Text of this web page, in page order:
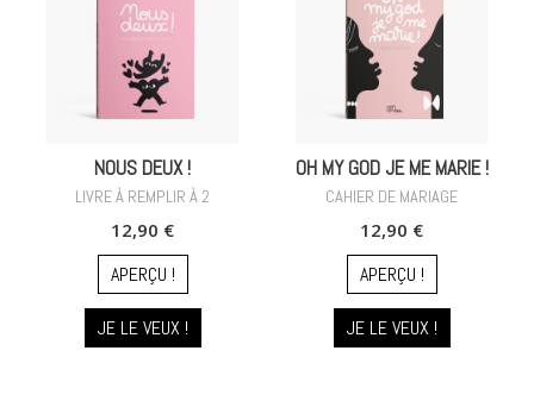
NOUS DEUX !
LIVRE À REMPLIR À 2
12,90 €
APERÇU !
JE LE VEUX !
OH MY GOD JE ME MARIE !
CAHIER DE MARIAGE
12,90 €
APERÇU !
JE LE VEUX !